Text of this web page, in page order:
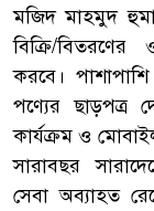
মজিদ মাহমুদ
বিক্রি/
করবে। পাশাপাশি
পণ্যের ছাড়পত্র
কার্যক্রম ও
সারাবছর
সেবা অব্যাহত